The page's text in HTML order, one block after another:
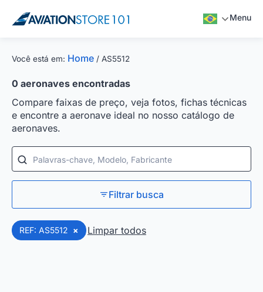
Menu
Você está em: Home / AS5512
0 aeronaves encontradas
Compare faixas de preço, veja fotos, fichas técnicas
e encontre a aeronave ideal no nosso catálogo de
aeronaves.
Palavras-chave, Modelo, Fabricante
Filtrar busca
REF: AS5512 × Limpar todos